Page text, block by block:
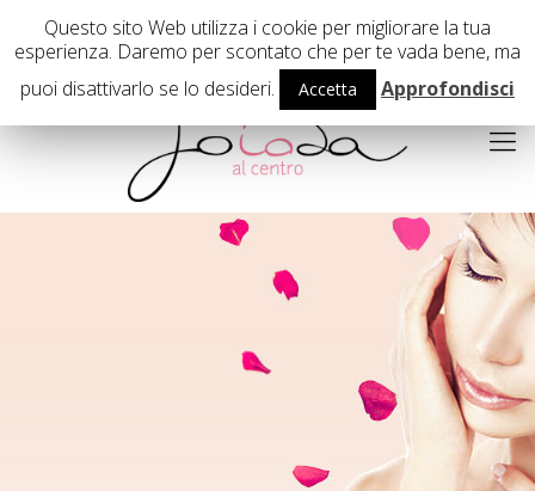
02 29407503
Questo sito Web utilizza i cookie per migliorare la tua
esperienza. Daremo per scontato che per te vada bene, ma
puoi disattivarlo se lo desideri.
Accetta Approfondisci